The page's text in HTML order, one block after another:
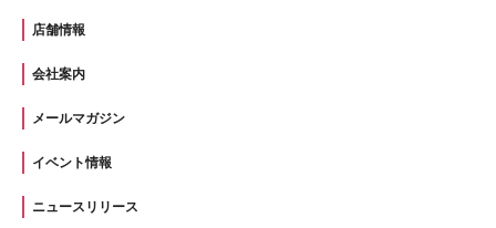
店舗情報
会社案内
メールマガジン
イベント情報
ニュースリリース